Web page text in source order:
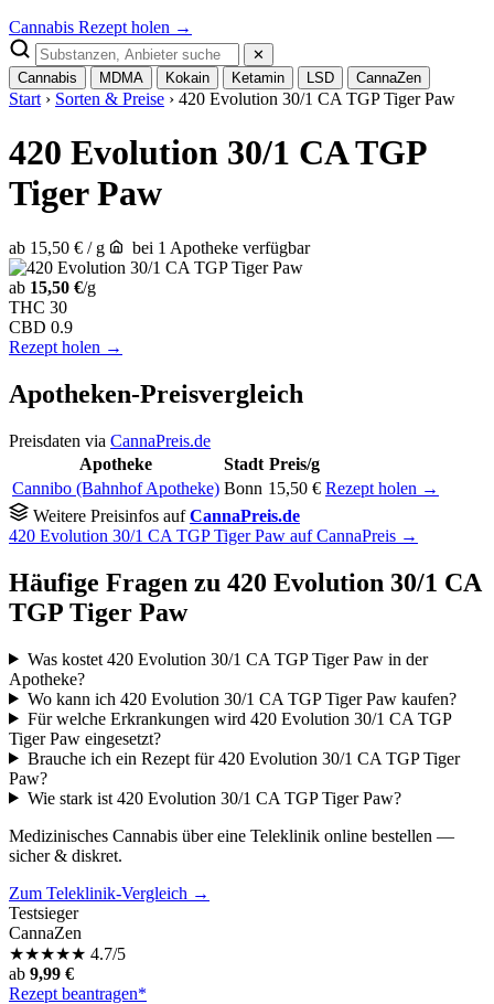
Cannabis Rezept holen →
✕
Cannabis
MDMA Kokain Ketamin LSD CannaZen
Start › Sorten & Preise › 420 Evolution 30/1 CA TGP Tiger Paw
420 Evolution 30/1 CA TGP
Tiger Paw
ab 15,50 € / g bei 1 Apotheke verfügbar
ab 15,50 €/g
THC 30
CBD 0.9
Rezept holen →
Apotheken-Preisvergleich
Preisdaten via CannaPreis.de
Apotheke
Stadt Preis/g
Cannibo (Bahnhof Apotheke) Bonn 15,50 € Rezept holen →
Weitere Preisinfos aufCannaPreis.de
420 Evolution 30/1 CA TGP Tiger Paw auf CannaPreis →
Häufige Fragen zu 420 Evolution 30/1 CA
TGP Tiger Paw
Was kostet 420 Evolution 30/1 CA TGP Tiger Paw in der
Apotheke?
Wo kann ich 420 Evolution 30/1 CA TGP Tiger Paw kaufen?
Für welche Erkrankungen wird 420 Evolution 30/1 CA TGP
Tiger Paw eingesetzt?
Brauche ich ein Rezept für 420 Evolution 30/1 CA TGP Tiger
Paw?
Wie stark ist 420 Evolution 30/1 CA TGP Tiger Paw?
Medizinisches Cannabis über eine Teleklinik online bestellen —
sicher & diskret.
Zum Teleklinik-Vergleich →
Testsieger
CannaZen
★★★★★ 4.7/5
ab 9,99 €
Rezept beantragen*